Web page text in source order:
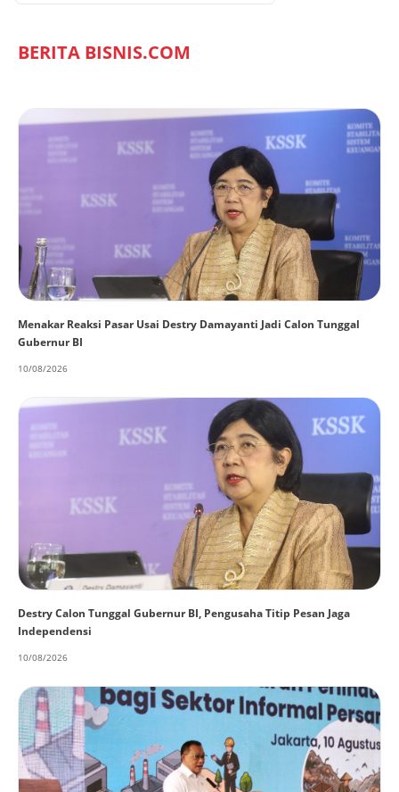
BERITA BISNIS.COM
Menakar Reaksi Pasar Usai Destry Damayanti Jadi Calon Tunggal
Gubernur BI
10/08/2026
Destry Calon Tunggal Gubernur BI, Pengusaha Titip Pesan Jaga
Independensi
10/08/2026